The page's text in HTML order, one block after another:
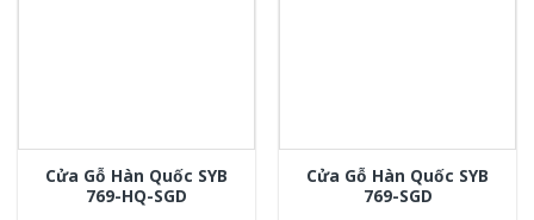
Cửa Gỗ Hàn Quốc SYB
769-HQ-SGD
Cửa Gỗ Hàn Quốc SYB
769-SGD